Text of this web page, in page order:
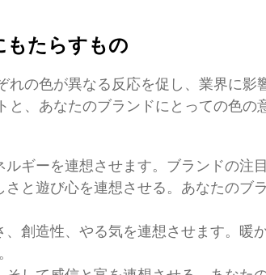
たらすもの
れの色が異なる反応を促し、業界に影
と、あなたのブランドにとっての色の
ギーを連想させます。ブランドの注目
さと遊び心を連想させる。あなたのブ
創造性、やる気を連想させます。暖